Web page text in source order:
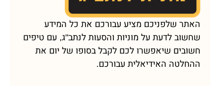
האתר שלפניכם מציע עבורכם את כל המידע
שחשוב לדעת על מוניות והסעות לנתב"ג, עם טיפים
חשובים שיאפשרו לכם לקבל בסופו של יום את
ההחלטה האידיאלית עבורכם.